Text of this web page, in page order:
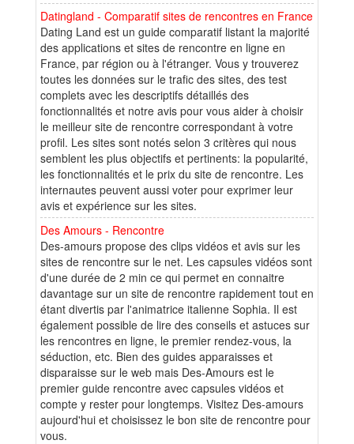
Datingland - Comparatif sites de rencontres en France
Dating Land est un guide comparatif listant la majorité
des applications et sites de rencontre en ligne en
France, par région ou à l'étranger. Vous y trouverez
toutes les données sur le trafic des sites, des test
complets avec les descriptifs détaillés des
fonctionnalités et notre avis pour vous aider à choisir
le meilleur site de rencontre correspondant à votre
profil. Les sites sont notés selon 3 critères qui nous
semblent les plus objectifs et pertinents: la popularité,
les fonctionnalités et le prix du site de rencontre. Les
internautes peuvent aussi voter pour exprimer leur
avis et expérience sur les sites.
Des Amours - Rencontre
Des-amours propose des clips vidéos et avis sur les
sites de rencontre sur le net. Les capsules vidéos sont
d'une durée de 2 min ce qui permet en connaitre
davantage sur un site de rencontre rapidement tout en
étant divertis par l'animatrice italienne Sophia. Il est
également possible de lire des conseils et astuces sur
les rencontres en ligne, le premier rendez-vous, la
séduction, etc. Bien des guides apparaisses et
disparaisse sur le web mais Des-Amours est le
premier guide rencontre avec capsules vidéos et
compte y rester pour longtemps. Visitez Des-amours
aujourd'hui et choisissez le bon site de rencontre pour
vous.